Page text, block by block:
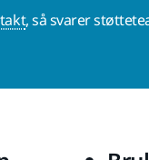
, så svarer